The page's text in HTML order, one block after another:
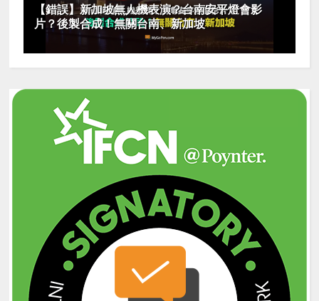
【錯誤】新加坡無人機表演？台南安平燈會影
片？後製合成！無關台南、新加坡